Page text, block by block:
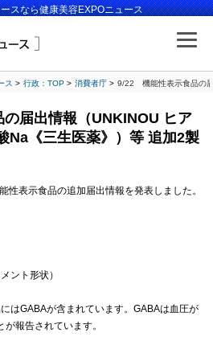
スなら健康美容EXPOニュース
ス 行政：TOP 消費者庁 9/22 機能性表示食品の届
届出情報（UNKINOU ヒア
Na《三生医薬》）等 追加2製
性表示食品の追加届出情報を発表しました。
ント形状）
はGABAが含まれています。GABAは血圧が
報告されています。